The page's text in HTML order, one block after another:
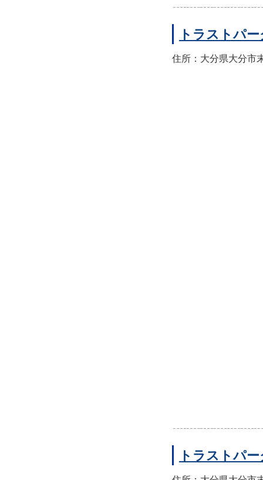
トラストパ
住所：大分県大分市
トラストパ